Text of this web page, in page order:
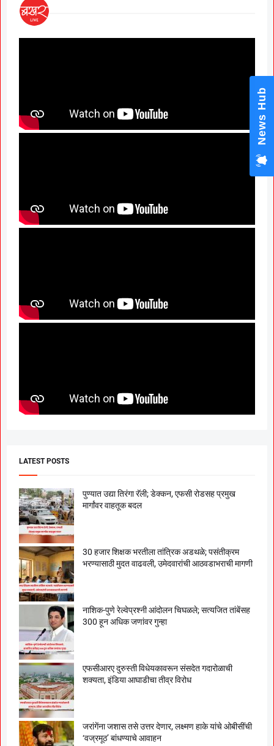
LATEST POSTS
पुण्यात उद्या तिरंगा रॅली; डेक्कन, एफसी रोडसह प्रमुख
मार्गांवर वाहतूक बदल
30 हजार शिक्षक भरतीला तांत्रिक अडथळे; पसंतीक्रम
भरण्यासाठी मुदत वाढवली, उमेदवारांची आठवडाभराची मागणी
नाशिक-पुणे रेल्वेप्रश्नी आंदोलन चिघळले; सत्यजित तांबेंसह
300 हून अधिक जणांवर गुन्हा
एफसीआरए दुरुस्ती विधेयकावरून संसदेत गदारोळाची
शक्यता, इंडिया आघाडीचा तीव्र विरोध
जरांगेंना जशास तसे उत्तर देणार, लक्ष्मण हाके यांचे ओबीसींची
‘वज्रमूठ’ बांधण्याचे आवाहन
News Hub